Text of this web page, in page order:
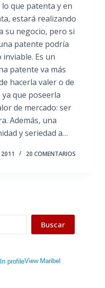
que patenta y en
estará realizando
su negocio, pero si
patente podría
Es un
patente va más
hacerla valer o de
que poseerla
de mercado: ser
Además, una
y seriedad a…
2011 20 COMENTARIOS
Buscar
View Maribel